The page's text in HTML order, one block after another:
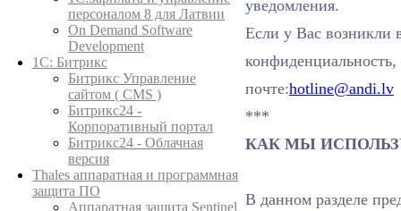
персоналом 8 для Латвии
On Demand Software
Development
1С: Битрикс
Битрикс Управление
сайтом ( CMS )
Битрикс24 -
Корпоративный портал
Битрикс24 - Облачная
версия
Thales аппаратная и программная
защита ПО
Аппаратная защита Sentinel
уведомления.
Если у Вас
почте:hotline@andi.lv
***
КАК МЫ
В данном разделе